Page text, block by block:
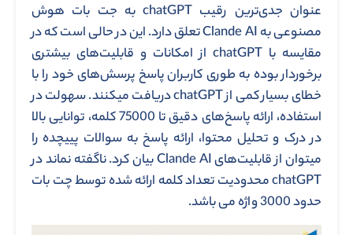
عنوان جدی‌ترین رقیب chatGPT به جت بات هوش
مصنوعی به Clande AI تعلق دارد. این در حالی است که در
مقایسه با chatGPT از امکانات و قابلیت‌های بیشتری
برخوردار بوده به طوری کاربران پاسخ پرسش‌های خود را با
خطای بسیار کمی از chatGPT دریافت میکنند. سهولت در
استفاده، ارائه پاسخ‌های دقیق تا 75000 کلمه، توانایی بالا
در درک و تحلیل محتوا، ارائه پاسخ به سوالات پییچده را
میتوان از قابلیت‌های Clande AI بیان کرد. ناگفته نماند در
chatGPT محدودیت تعداد کلمه ارائه شده توسط چت بات
حدود 3000 واژه می باشد.